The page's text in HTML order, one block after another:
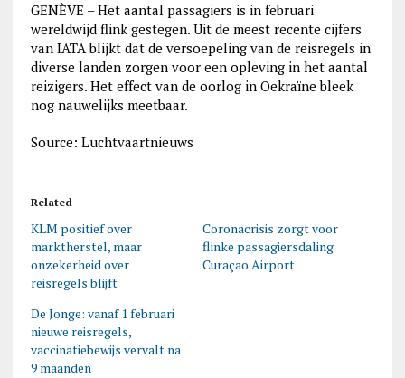
GENÈVE – Het aantal passagiers is in februari
wereldwijd flink gestegen. Uit de meest recente cijfers
van IATA blijkt dat de versoepeling van de reisregels in
diverse landen zorgen voor een opleving in het aantal
reizigers. Het effect van de oorlog in Oekraïne bleek
nog nauwelijks meetbaar.
Source: Luchtvaartnieuws
Related
KLM positief over
marktherstel, maar
onzekerheid over
reisregels blijft
Coronacrisis zorgt voor
flinke passagiersdaling
Curaçao Airport
De Jonge: vanaf 1 februari
nieuwe reisregels,
vaccinatiebewijs vervalt na
9 maanden